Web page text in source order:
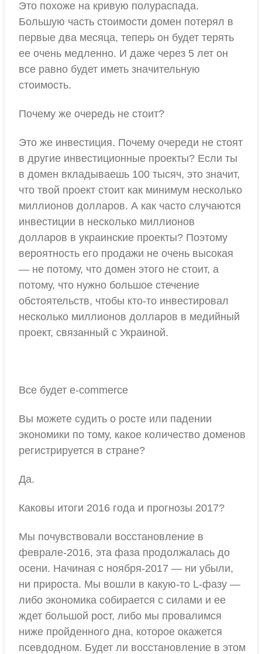
Это похоже на кривую полураспада.
Большую часть стоимости домен потерял в
первые два месяца, теперь он будет терять
ее очень медленно. И даже через 5 лет он
все равно будет иметь значительную
стоимость.
Почему же очередь не стоит?
Это же инвестиция. Почему очереди не стоят
в другие инвестиционные проекты? Если ты
в домен вкладываешь 100 тысяч, это значит,
что твой проект стоит как минимум несколько
миллионов долларов. А как часто случаются
инвестиции в несколько миллионов
долларов в украинские проекты? Поэтому
вероятность его продажи не очень высокая
— не потому, что домен этого не стоит, а
потому, что нужно большое стечение
обстоятельств, чтобы кто-то инвестировал
несколько миллионов долларов в медийный
проект, связанный с Украиной.
Все будет e-commerce
Вы можете судить о росте или падении
экономики по тому, какое количество доменов
регистрируется в стране?
Да.
Каковы итоги 2016 года и прогнозы 2017?
Мы почувствовали восстановление в
феврале-2016, эта фаза продолжалась до
осени. Начиная с ноября-2017 — ни убыли,
ни прироста. Мы вошли в какую-то L-фазу —
либо экономика собирается с силами и ее
ждет большой рост, либо мы провалимся
ниже пройденного дна, которое окажется
псевдодном. Будет ли восстановление в этом